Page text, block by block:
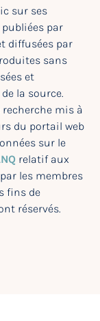
sur ses
par
diffusées par
sans
et
la source.
mis à
du portail web
sur le
relatif aux
les membres
fins de
réservés.